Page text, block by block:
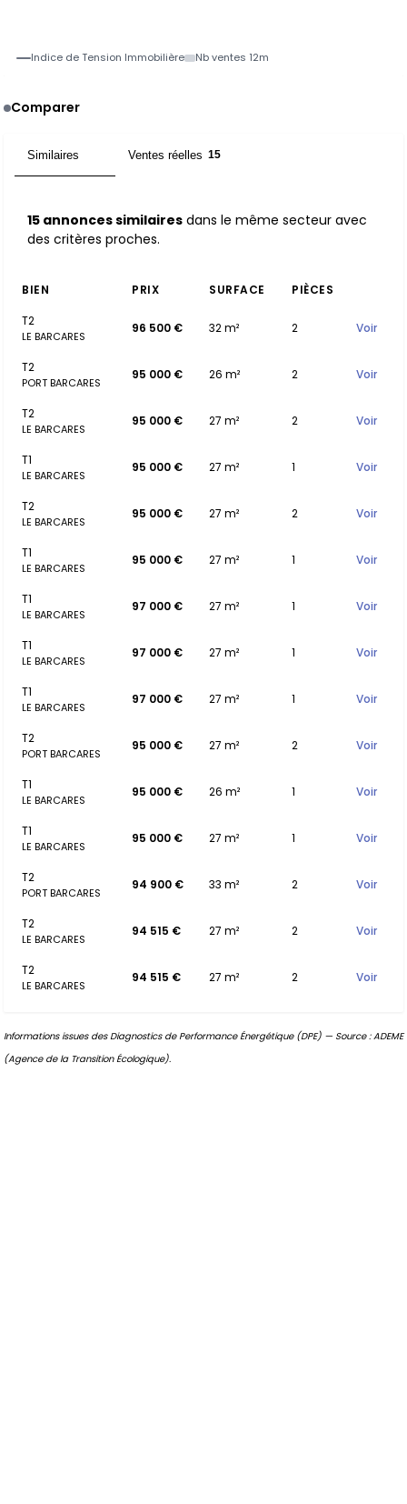
Indice de Tension Immobilière Nb ventes 12m
Comparer
Similaires Ventes réelles 15
15 annonces similaires dans le même secteur avec
des critères proches.
BIEN PRIX SURFACE
PIÈCES
T2
LE BARCARES
96 500 € 32 m² 2 Voir
T2
PORT BARCARES
95 000 € 26 m² 2 Voir
T2
LE BARCARES
95 000 € 27 m² 2 Voir
T1
LE BARCARES
95 000 € 27 m² 1 Voir
T2
LE BARCARES
95 000 € 27 m² 2 Voir
T1
LE BARCARES
95 000 € 27 m² 1 Voir
T1
LE BARCARES
97 000 € 27 m² 1 Voir
T1
LE BARCARES
97 000 € 27 m² 1 Voir
T1
LE BARCARES
97 000 € 27 m² 1 Voir
T2
PORT BARCARES
95 000 € 27 m² 2 Voir
T1
LE BARCARES
95 000 € 26 m² 1 Voir
T1
LE BARCARES
95 000 € 27 m² 1 Voir
T2
PORT BARCARES
94 900 € 33 m² 2 Voir
T2
LE BARCARES
94 515 € 27 m² 2 Voir
T2
LE BARCARES
94 515 € 27 m² 2 Voir
Informations issues des Diagnostics de Performance Énergétique (DPE) — Source : ADEME
(Agence de la Transition Écologique).